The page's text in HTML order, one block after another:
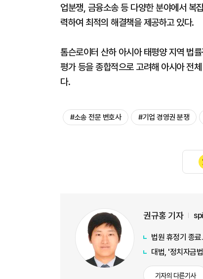
업분쟁, 금융소송 등 다양한 분야에서 복
력하여 최적의 해결책을 제공하고 있다.
톰슨로이터 산하 아시아 태평양 지역 법
평가 등을 종합적으로 고려해 아시아 전
다.
#소송 전문 변호사 #기업 경영권 분쟁
권규홍 기자
법원 휴정기 종
대법, '정치자금
기자의 다른기사